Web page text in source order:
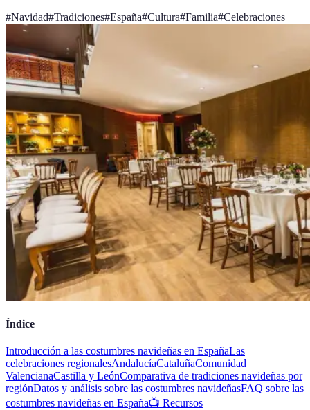
#Navidad#Tradiciones#España#Cultura#Familia#Celebraciones
Índice
Introducción a las costumbres navideñas en EspañaLas
celebraciones regionalesAndalucíaCataluñaComunidad
ValencianaCastilla y LeónComparativa de tradiciones navideñas por
regiónDatos y análisis sobre las costumbres navideñasFAQ sobre las
costumbres navideñas en España📺 Recursos